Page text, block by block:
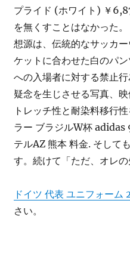
プライド (ホワイト) ￥
を無くすことはなかった
想源は、伝統的なサッカ
ケットに合わせた白のパ
への入場者に対する禁止
疑念を生じさせる写真、
トレッチ性と耐染料移行
ラー ブラジルW杯 adidas
テルAZ 熊本 料金. そして
す。続けて「ただ、オレ
ドイツ 代表 ユニフォーム
さい。